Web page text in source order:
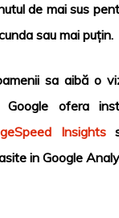
de mai sus
sau mai puțin.
sa aibă o
Google ofera
​​Insights
in Google